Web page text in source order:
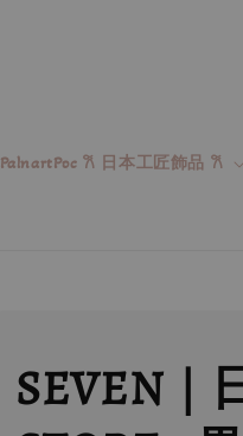
PalnartPoc 𐙚 日本工匠飾品 𐙚
SEVEN｜